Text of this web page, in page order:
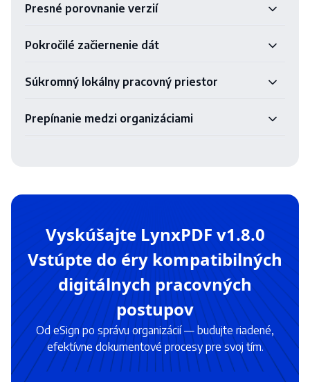
Presné porovnanie verzií
Pokročilé začiernenie dát
Súkromný lokálny pracovný priestor
Prepínanie medzi organizáciami
Vyskúšajte LynxPDF v1.8.0
Vstúpte do éry kompatibilných
digitálnych pracovných
postupov
Od eSign po správu organizácií — budujte riadené,
efektívne dokumentové procesy pre svoj tím.